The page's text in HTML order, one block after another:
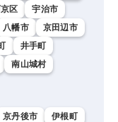
区
宇治市
八幡市
京田辺市
井手町
南山城村
京丹後市
伊根町